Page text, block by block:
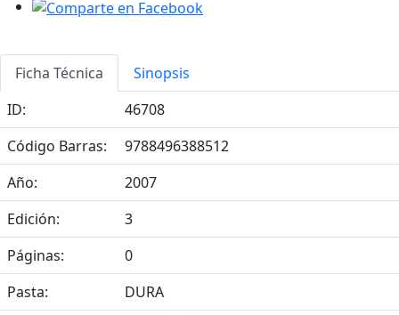
Ficha Técnica
Sinopsis
ID:
46708
Código Barras:
9788496388512
Año:
2007
Edición:
3
Páginas:
0
Pasta:
DURA